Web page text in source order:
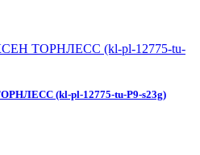
(kl-pl-12775-tu-P9-s23g)